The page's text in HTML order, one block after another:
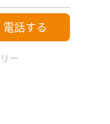
電話する
ー